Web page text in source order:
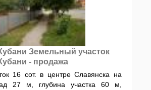
Земельный участок
- продажа
16 сот. в центре Славянска на
27 м, глубина участка 60 м,